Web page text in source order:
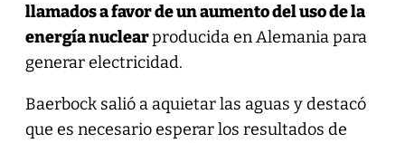
llamados a favor de un aumento del uso de la
energía nuclearproducida en Alemania para
generar electricidad.
Baerbock salió a aquietar las aguas y destacó
que es necesario esperar los resultados de